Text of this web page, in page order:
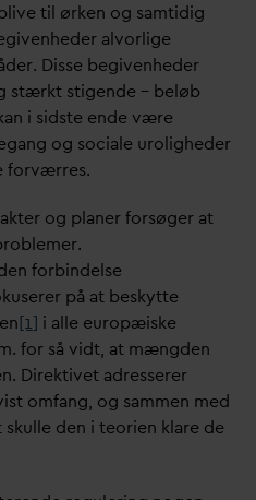
til ørken og samtidig
alvorlige
Disse begivenheder
stærkt stigende – beløb
i sidste ende være
og sociale uroligheder
forværres.
og planer forsøger at
forbindelse
på at beskytte
[1] i ​​alle europæiske
for så vidt, at mængden
Direktivet adresserer
omfang, og sammen med
den i teorien klare de